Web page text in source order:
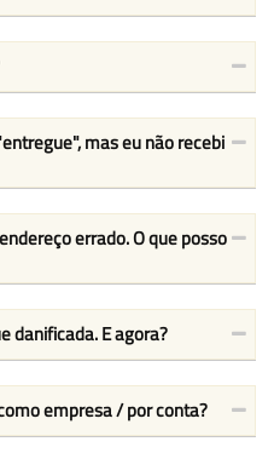
mas eu não recebi
errado. O que posso
danificada. E agora?
empresa / por conta?